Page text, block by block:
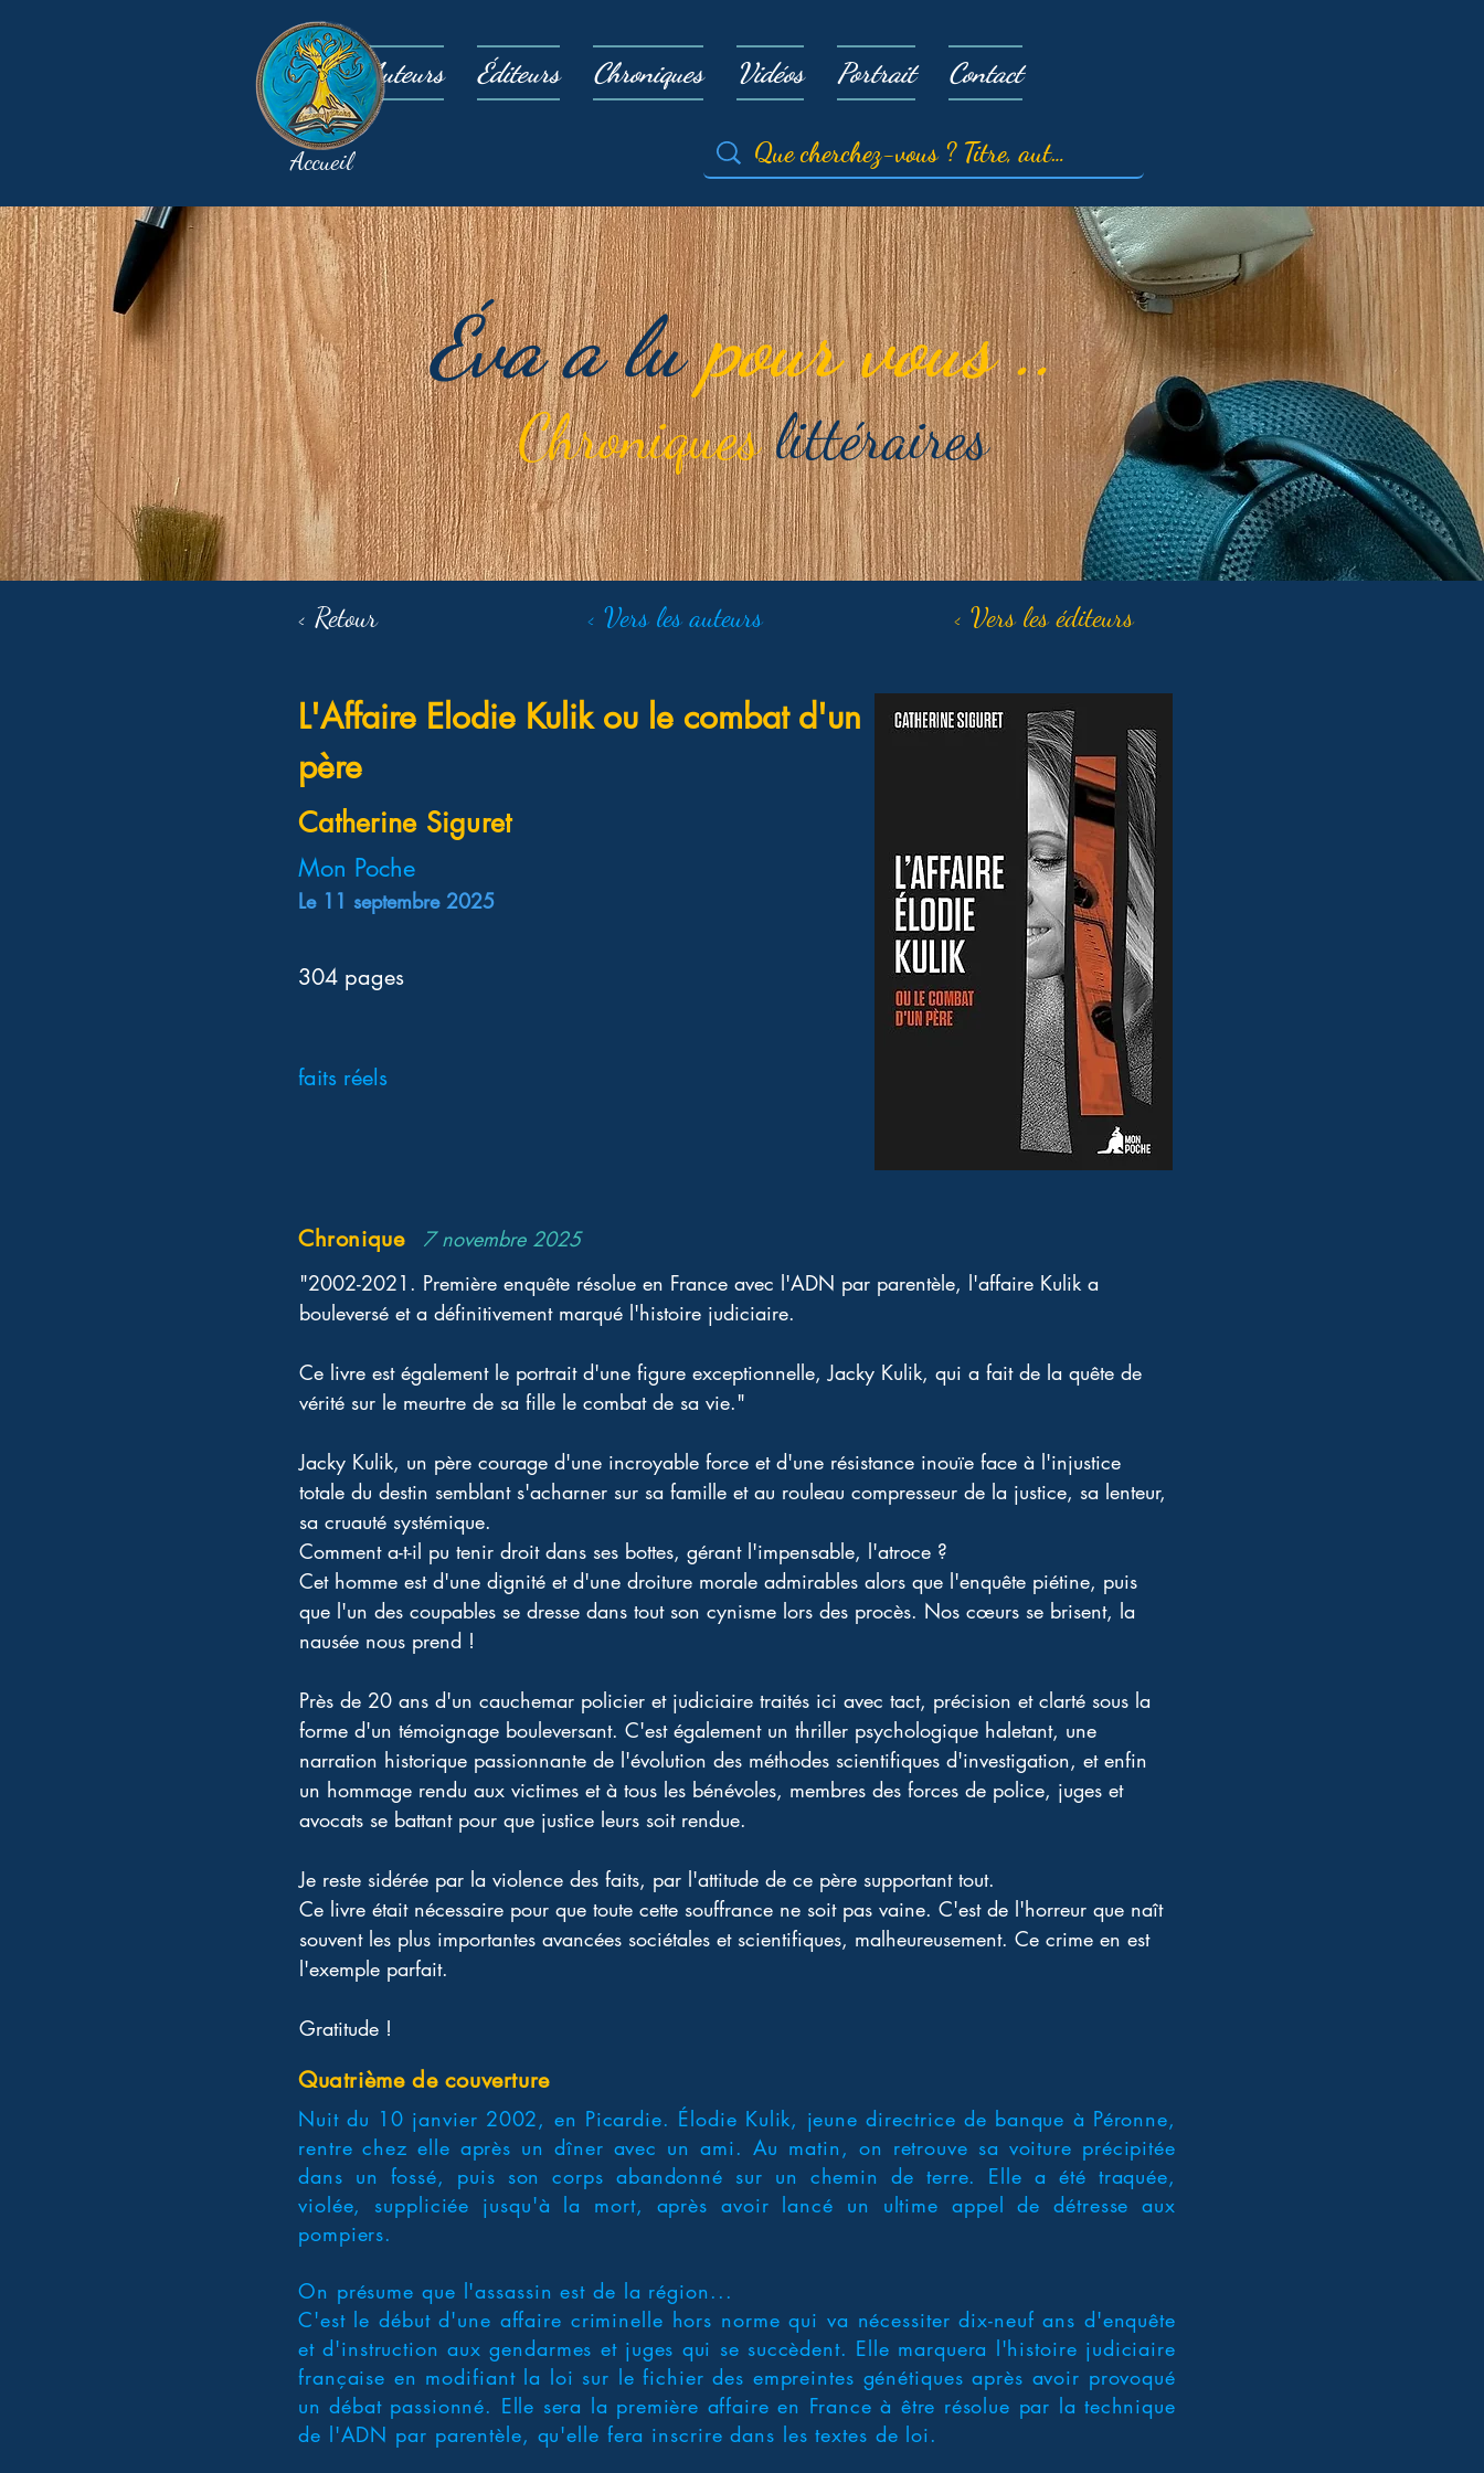
Auteurs Éditeurs Chroniques Vidéos Portrait Contact
Accueil
Éva a lupour vous ..
Chroniqueslittéraires
L'Affaire Elodie Kulik ou le combat d'un
père
Catherine Siguret
Mon Poche
Le 11 septembre 2025
304 pages
faits réels
Chronique
7 novembre 2025
"2002-2021. Première enquête résolue en France avec l'ADN par parentèle, l'affaire Kulik a
bouleversé et a définitivement marqué l'histoire judiciaire.
Ce livre est également le portrait d'une figure exceptionnelle, Jacky Kulik, qui a fait de la quête de
vérité sur le meurtre de sa fille le combat de sa vie."
Jacky Kulik, un père courage d'une incroyable force et d'une résistance inouïe face à l'injustice
totale du destin semblant s'acharner sur sa famille et au rouleau compresseur de la justice, sa lenteur,
sa cruauté systémique.
Comment a-t-il pu tenir droit dans ses bottes, gérant l'impensable, l'atroce ?
Cet homme est d'une dignité et d'une droiture morale admirables alors que l'enquête piétine, puis
que l'un des coupables se dresse dans tout son cynisme lors des procès. Nos cœurs se brisent, la
nausée nous prend !
Près de 20 ans d'un cauchemar policier et judiciaire traités ici avec tact, précision et clarté sous la
forme d'un témoignage bouleversant. C'est également un thriller psychologique haletant, une
narration historique passionnante de l'évolution des méthodes scientifiques d'investigation, et enfin
un hommage rendu aux victimes et à tous les bénévoles, membres des forces de police, juges et
avocats se battant pour que justice leurs soit rendue.
Je reste sidérée par la violence des faits, par l'attitude de ce père supportant tout.
Ce livre était nécessaire pour que toute cette souffrance ne soit pas vaine. C'est de l'horreur que naît
souvent les plus importantes avancées sociétales et scientifiques, malheureusement. Ce crime en est
l'exemple parfait.
Gratitude !
Quatrième de couverture
Nuit du 10 janvier 2002, en Picardie. Élodie Kulik, jeune directrice de banque à Péronne,
rentre chez elle après un dîner avec un ami. Au matin, on retrouve sa voiture précipitée
dans un fossé, puis son corps abandonné sur un chemin de terre. Elle a été traquée,
violée, suppliciée jusqu'à la mort, après avoir lancé un ultime appel de détresse aux
pompiers.
On présume que l'assassin est de la région...
C'est le début d'une affaire criminelle hors norme qui va nécessiter dix-neuf ans d'enquête
et d'instruction aux gendarmes et juges qui se succèdent. Elle marquera l'histoire judiciaire
française en modifiant la loi sur le fichier des empreintes génétiques après avoir provoqué
un débat passionné. Elle sera la première affaire en France à être résolue par la technique
de l'ADN par parentèle, qu'elle fera inscrire dans les textes de loi.
< Retour < Vers les auteurs < Vers les éditeurs